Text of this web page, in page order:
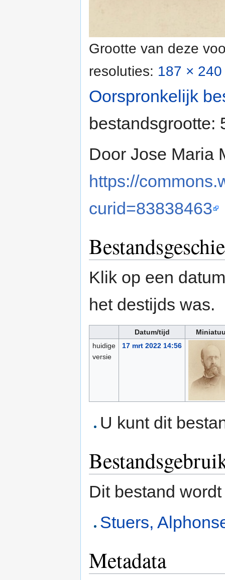
Grootte van deze
resoluties: 187 ×
Oorspronkelijk
bestandsgrootte:
Door Jose Maria
https://
curid=83838463
Klik op een
het destijds was.
Datum/tijd
huidige
versie
17 mrt 2022 14:56
U kunt dit
Dit bestand
Stuers,
Metadata